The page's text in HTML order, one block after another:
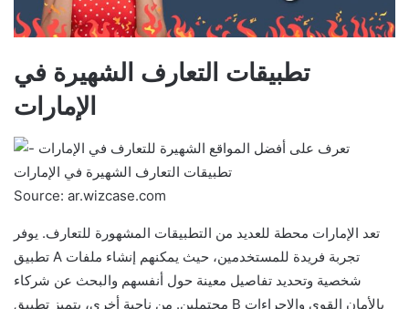
تطبيقات التعارف الشهيرة في
الإمارات
Source: ar.wizcase.com
تعد الإمارات محطة للعديد من التطبيقات المشهورة للتعارف. يوفر
تطبيق A تجربة فريدة للمستخدمين، حيث يمكنهم إنشاء ملفات
شخصية وتحديد تفاصيل معينة حول أنفسهم والبحث عن شركاء
محتملين. من ناحية أخرى، يتميز تطبيق B بالأمان القوي والإجراءات